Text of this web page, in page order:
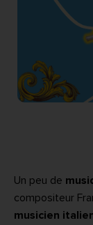
Un peu de
compositeur
musicien